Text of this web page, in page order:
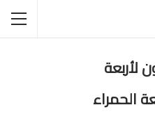
لأربعة
الحمراء